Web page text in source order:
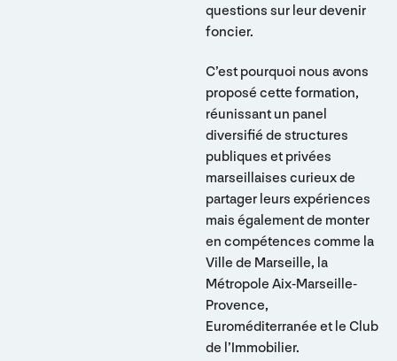
questions sur leur devenir
foncier.
C’est pourquoi nous avons
proposé cette formation,
réunissant un panel
diversifié de structures
publiques et privées
marseillaises curieux de
partager leurs expériences
mais également de monter
en compétences comme la
Ville de Marseille, la
Métropole Aix-Marseille-
Provence,
Euroméditerranée et le Club
de l’Immobilier.